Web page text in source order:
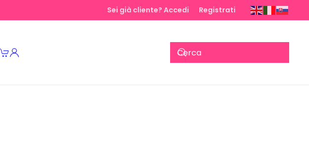
Sei già cliente? Accedi Registrati